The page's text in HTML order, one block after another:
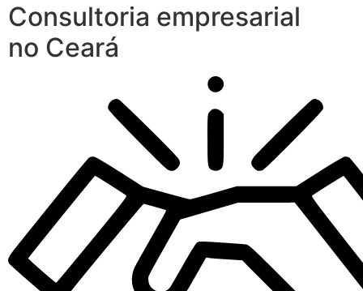
Consultoria empresarial
no Ceará